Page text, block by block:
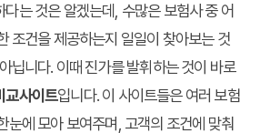
는 것은 알겠는데, 수많은 보험사 중 어
조건을 제공하는지 일일이 찾아보는 것
닙니다. 이때 진가를 발휘하는 것이 바로
교사이트입니다. 이 사이트들은 여러 보험
눈에 모아 보여주며, 고객의 조건에 맞춰